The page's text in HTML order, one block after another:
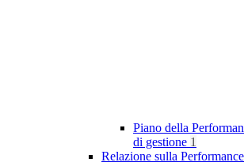
Piano della
di gestione 1
Relazione sulla Performance